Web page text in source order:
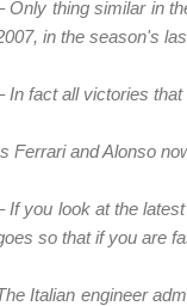
Only thing similar in
in the season's
In fact all victories
Ferrari and Alonso
If you look at the
so that if you are
Italian engineer